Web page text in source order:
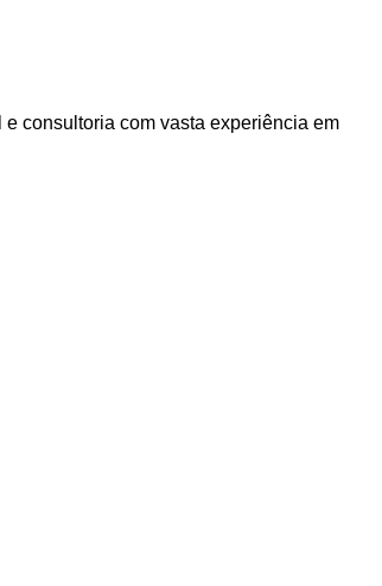
consultoria com vasta experiência em